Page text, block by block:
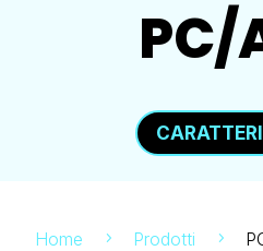
PC/
Home 5 Prodotti 5